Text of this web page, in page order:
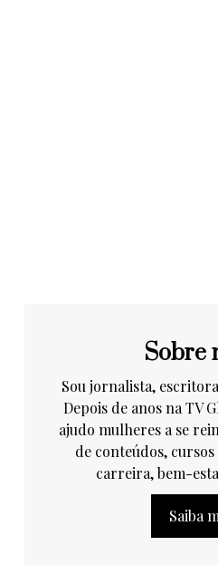
Sobre
Sou jornalista,
Depois de anos na TV
ajudo mulheres a se
de conteúdos,
carreira, bem-
Saiba